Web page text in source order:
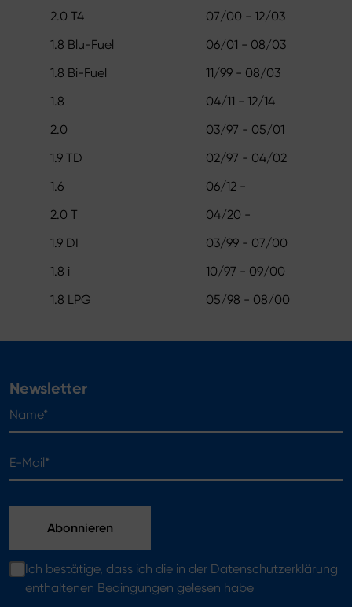
2.0 T4
07/00 - 12/03
1.8 Blu-Fuel
06/01 - 08/03
1.8 Bi-Fuel
11/99 - 08/03
1.8
04/11 - 12/14
2.0
03/97 - 05/01
1.9 TD
02/97 - 04/02
1.6
06/12 -
2.0 T
04/20 -
1.9 DI
03/99 - 07/00
1.8 i
10/97 - 09/00
1.8 LPG
05/98 - 08/00
Newsletter
E-Mail*
Ich bestätige, dass ich die in der Datenschutzerklärung
enthaltenen Bedingungen gelesen habe